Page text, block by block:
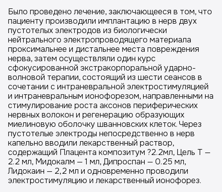
Было проведено лечение, заключающееся в том, что
пациенту производили имплантацию в нерв двух
пустотелых электродов из биологически
нейтрального электропроводящего материала
проксимальнее и дистальнее места повреждения
нерва, затем осуществляли один курс
сфокусированной экстракорпоральной ударно-
волновой терапии, состоящий из шести сеансов в
сочетании с интраневральной электростимуляцией
и интраневральным ионофорезом, направленными на
стимулирование роста аксонов периферических
нервных волокон и регенерацию образующих
миелиновую оболочку шванновских клеток. Через
пустотелые электроды непосредственно в нерв
капельно вводили лекарственный раствор,
содержащий Плацента композитум ?2.2мл, Цель Т —
2.2 мл, Мидокалм — 1 мл, Дипроспан — 0.25 мл,
Лидокаин — 2,2 мл и одновременно проводили
электростимуляцию и лекарственный ионофорез.